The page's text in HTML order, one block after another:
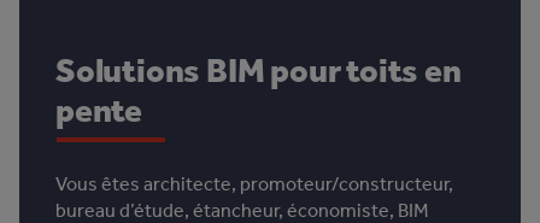
Solutions BIM pour toits en
pente
Vous êtes architecte, promoteur/constructeur,
bureau d’étude, étancheur, économiste, BIM